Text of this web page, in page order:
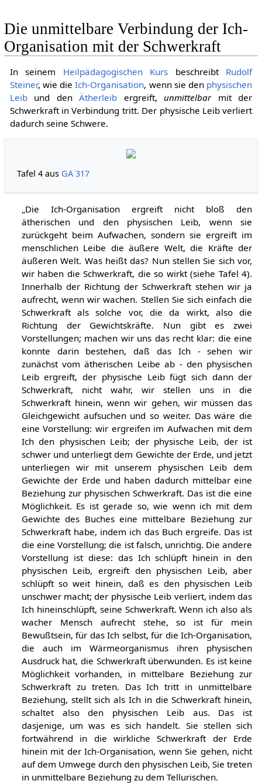
Die unmittelbare Verbindung der Ich-
Organisation mit der Schwerkraft
In seinem Heilpädagogischen Kurs beschreibt Rudolf
Steiner, wie dieIch-Organisation, wenn sie den physischen
Leibund denÄtherleib ergreift,unmittelbarmit der
Schwerkraft in Verbindung tritt. Der physische Leib verliert
dadurch seine Schwere.
Tafel 4 aus GA 317
„Die Ich-Organisation ergreift nicht bloß den
ätherischen und den physischen Leib, wenn sie
zurückgeht beim Aufwachen, sondern sie ergreift im
menschlichen Leibe die äußere Welt, die Kräfte der
äußeren Welt. Was heißt das? Nun stellen Sie sich vor,
wir haben die Schwerkraft, die so wirkt (siehe Tafel 4).
Innerhalb der Richtung der Schwerkraft stehen wir ja
aufrecht, wenn wir wachen. Stellen Sie sich einfach die
Schwerkraft als solche vor, die da wirkt, also die
Richtung der Gewichtskräfte. Nun gibt es zwei
Vorstellungen; machen wir uns das recht klar: die eine
konnte darin bestehen, daß das Ich - sehen wir
zunächst vom ätherischen Leibe ab - den physischen
Leib ergreift, der physische Leib fügt sich dann der
Schwerkraft, nicht wahr, wir stellen uns in die
Schwerkraft hinein, wenn wir gehen, wir müssen das
Gleichgewicht aufsuchen und so weiter. Das wäre die
eine Vorstellung: wir ergreifen im Aufwachen mit dem
Ich den physischen Leib; der physische Leib, der ist
schwer und unterliegt dem Gewichte der Erde, und jetzt
unterliegen wir mit unserem physischen Leib dem
Gewichte der Erde und haben dadurch mittelbar eine
Beziehung zur physischen Schwerkraft. Das ist die eine
Möglichkeit. Es ist gerade so, wie wenn ich mit dem
Gewichte des Buches eine mittelbare Beziehung zur
Schwerkraft habe, indem ich das Buch ergreife. Das ist
die eine Vorstellung; die ist falsch, unrichtig. Die andere
Vorstellung ist diese: das Ich schlüpft hinein in den
physischen Leib, ergreift den physischen Leib, aber
schlüpft so weit hinein, daß es den physischen Leib
unschwer macht; der physische Leib verliert, indem das
Ich hineinschlüpft, seine Schwerkraft. Wenn ich also als
wacher Mensch aufrecht stehe, so ist für mein
Bewußtsein, für das Ich selbst, für die Ich-Organisation,
die auch im Wärmeorganismus ihren physischen
Ausdruck hat, die Schwerkraft überwunden. Es ist keine
Möglichkeit vorhanden, in mittelbare Beziehung zur
Schwerkraft zu treten. Das Ich tritt in unmittelbare
Beziehung, stellt sich als Ich in die Schwerkraft hinein,
schaltet also den physischen Leib aus. Das ist
dasjenige, um was es sich handelt. Sie stellen sich
fortwährend in die wirkliche Schwerkraft der Erde
hinein mit der Ich-Organisation, wenn Sie gehen, nicht
auf dem Umwege durch den physischen Leib, Sie treten
in unmittelbare Beziehung zu dem Tellurischen.